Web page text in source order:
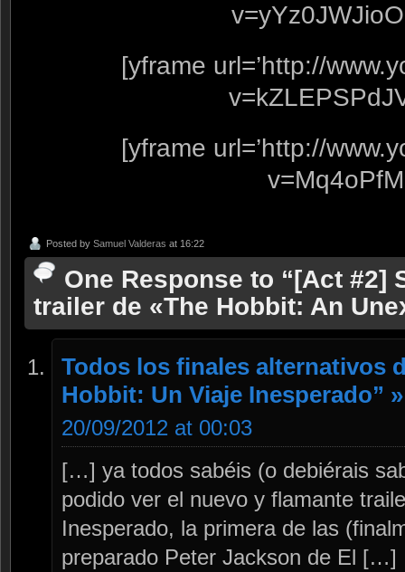
[yframe url=’http://
[yframe url=’http://
Posted by Samuel Valderas at 16:22
One Response to “[Act #2]
trailer de «The Hobbit: An
Todos los finales alternativos
Hobbit: Un Viaje Inesperado”
20/09/2012 at 00:03
[…] ya todos sabéis (o debiérais
podido ver el nuevo y flamante
Inesperado, la primera de las
preparado Peter Jackson de El […]